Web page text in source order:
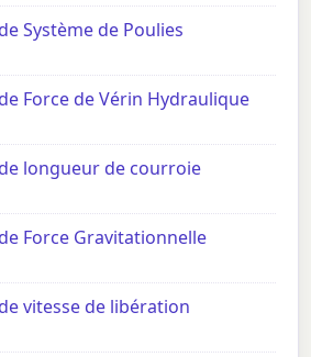
Système de Poulies
Force de Vérin Hydraulique
longueur de courroie
Force Gravitationnelle
vitesse de libération